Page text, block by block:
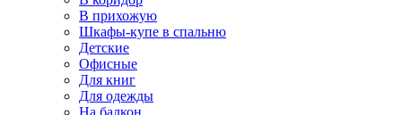
В прихожую
Шкафы-купе в спальню
Детские
Офисные
Для книг
Для одежды
На балкон